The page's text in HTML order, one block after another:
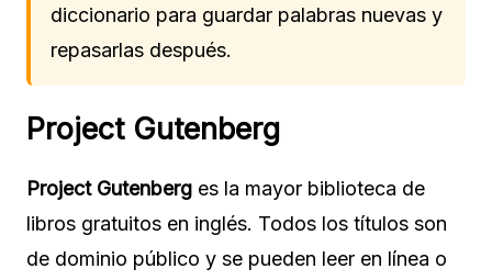
diccionario para guardar palabras nuevas y
repasarlas después.
Project Gutenberg
Project Gutenberg es la mayor biblioteca de
libros gratuitos en inglés. Todos los títulos son
de dominio público y se pueden leer en línea o